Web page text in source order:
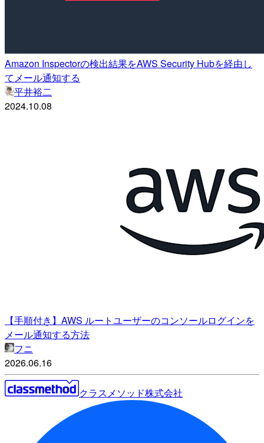
Amazon Inspectorの検出結果をAWS Security Hubを経由し
てメール通知する
平井裕二
2024.10.08
【手順付き】AWS ルートユーザーのコンソールログインを
メール通知する方法
フニ
2026.06.16
クラスメソッド株式会社